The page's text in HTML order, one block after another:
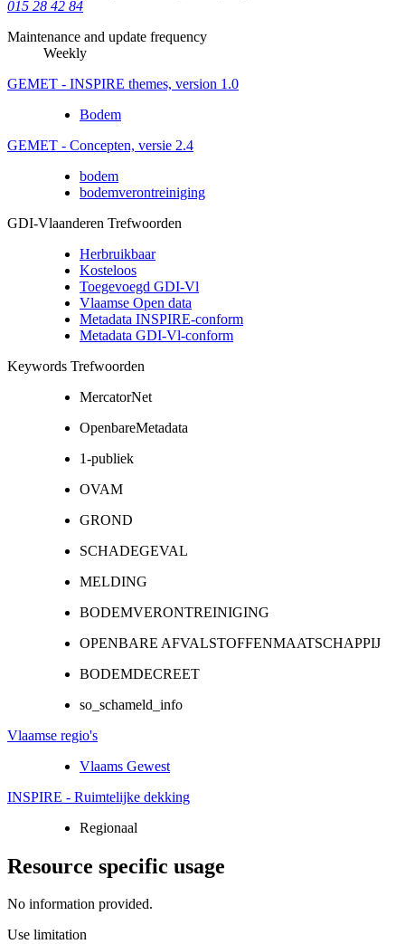
015 28 42 84
Maintenance and update frequency
Weekly
GEMET - INSPIRE themes, version 1.0
Bodem
GEMET - Concepten, versie 2.4
bodem
bodemverontreiniging
GDI-Vlaanderen Trefwoorden
Herbruikbaar
Kosteloos
Toegevoegd GDI-Vl
Vlaamse Open data
Metadata INSPIRE-conform
Metadata GDI-Vl-conform
Keywords Trefwoorden
MercatorNet
OpenbareMetadata
1-publiek
OVAM
GROND
SCHADEGEVAL
MELDING
BODEMVERONTREINIGING
OPENBARE AFVALSTOFFENMAATSCHAPPIJ
BODEMDECREET
so_schameld_info
Vlaamse regio's
Vlaams Gewest
INSPIRE - Ruimtelijke dekking
Regionaal
Resource specific usage
No information provided.
Use limitation